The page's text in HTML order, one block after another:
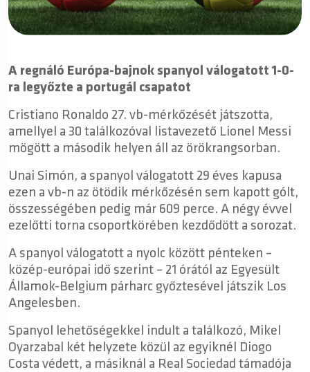
A regnáló Európa-bajnok spanyol válogatott 1-0-
ra legyőzte a portugál csapatot
Cristiano Ronaldo 27. vb-mérkőzését játszotta,
amellyel a 30 találkozóval listavezető Lionel Messi
mögött a második helyen áll az örökrangsorban.
Unai Simón, a spanyol válogatott 29 éves kapusa
ezen a vb-n az ötödik mérkőzésén sem kapott gólt,
összességében pedig már 609 perce. A négy évvel
ezelőtti torna csoportkörében kezdődött a sorozat.
A spanyol válogatott a nyolc között pénteken –
közép-európai idő szerint – 21 órától az Egyesült
Államok-Belgium párharc győztesével játszik Los
Angelesben.
Spanyol lehetőségekkel indult a találkozó, Mikel
Oyarzabal két helyzete közül az egyiknél Diogo
Costa védett, a másiknál a Real Sociedad támadója